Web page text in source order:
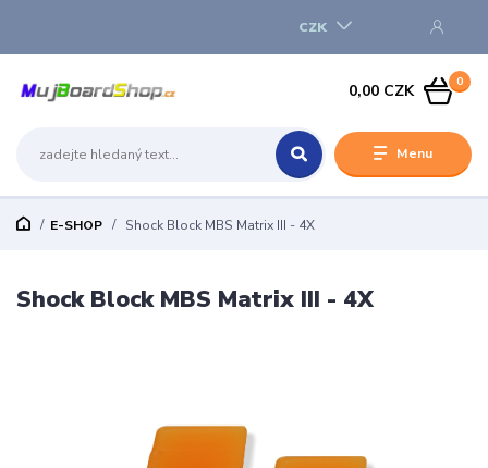
Menu
CZK
0
0,00 CZK
E-SHOP Shock Block MBS Matrix III - 4X
Shock Block MBS Matrix III - 4X